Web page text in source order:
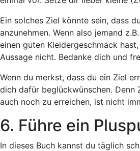
Ein solches Ziel könnte sein, dass
anzunehmen. Wenn also jemand
einen guten Kleidergeschmack
Aussage nicht. Bedanke dich und
Wenn du merkst, dass du ein Ziel
dich dafür beglückwünschen. Denn
auch noch zu erreichen, ist nicht
6. Führe ein
In dieses Buch kannst du täglich